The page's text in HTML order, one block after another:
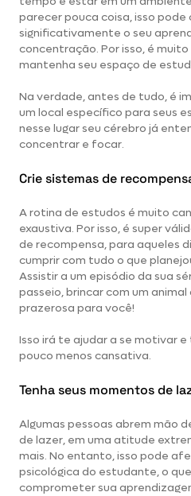
parecer pouca coisa, isso
significativamente o seu
concentração. Por isso, é
mantenha seu espaço de
Na verdade, antes de tudo, é
um local específico para seus
nesse lugar seu cérebro já
concentrar e focar.
Crie sistemas de
A rotina de estudos é muito
exaustiva. Por isso, é super
de recompensa, para aqueles
cumprir com tudo o que
Assistir a um episódio da sua
passeio, brincar com um
prazerosa para você!
Isso irá te ajudar a se motivar
pouco menos cansativa.
Tenha seus momentos de
Algumas pessoas abrem mão
de lazer, em uma atitude
mais. No entanto, isso pode
psicológica do estudante, o
comprometer sua